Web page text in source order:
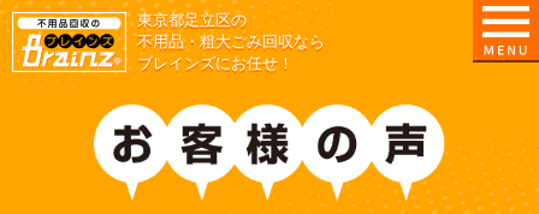
東京都足立区の
不用品・粗大ごみ回収なら
ブレインズにお任せ！